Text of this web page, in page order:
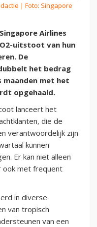
| Foto: Singapore
Airlines
uitstoot van hun
De
het bedrag
maanden met het
opgehaald.
lanceert het
die de
verantwoordelijk zijn
kunnen
Er kan niet alleen
ook met frequent
in diverse
van tropisch
van een